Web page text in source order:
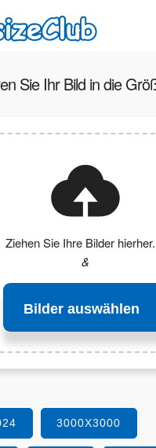
Sie Ihr Bild in die
Ziehen Sie Ihre Bilder
&
Bilder auswählen
3000X3000